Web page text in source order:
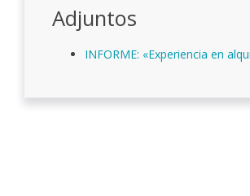
Adjuntos
INFORME: «Experiencia en